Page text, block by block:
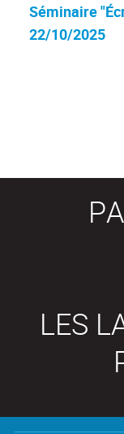
Séminaire
22/10/2025
LES